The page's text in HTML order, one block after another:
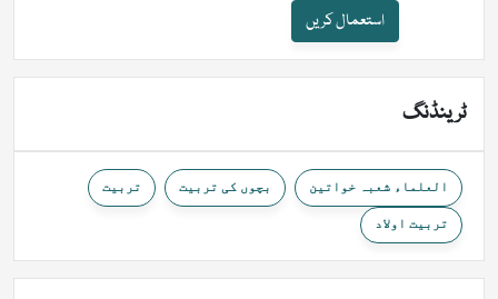
استعمال کریں
ٹرینڈنگ
العلماء شعبہ خواتین بچوں کی تربیت تربیت
تربیت اولاد